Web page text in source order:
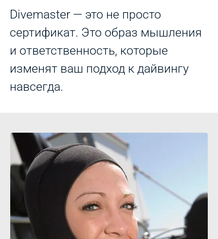
Divemaster — это не просто
сертификат. Это образ мышления
и ответственность, которые
изменят ваш подход к дайвингу
навсегда.